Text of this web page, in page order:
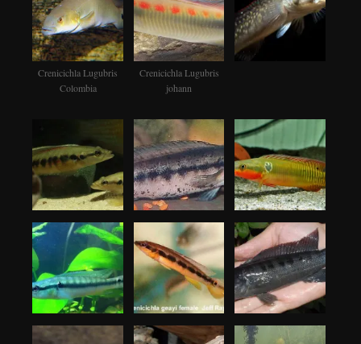
Crenicichla Lugubris
Colombia
Crenicichla Lugubris
johann